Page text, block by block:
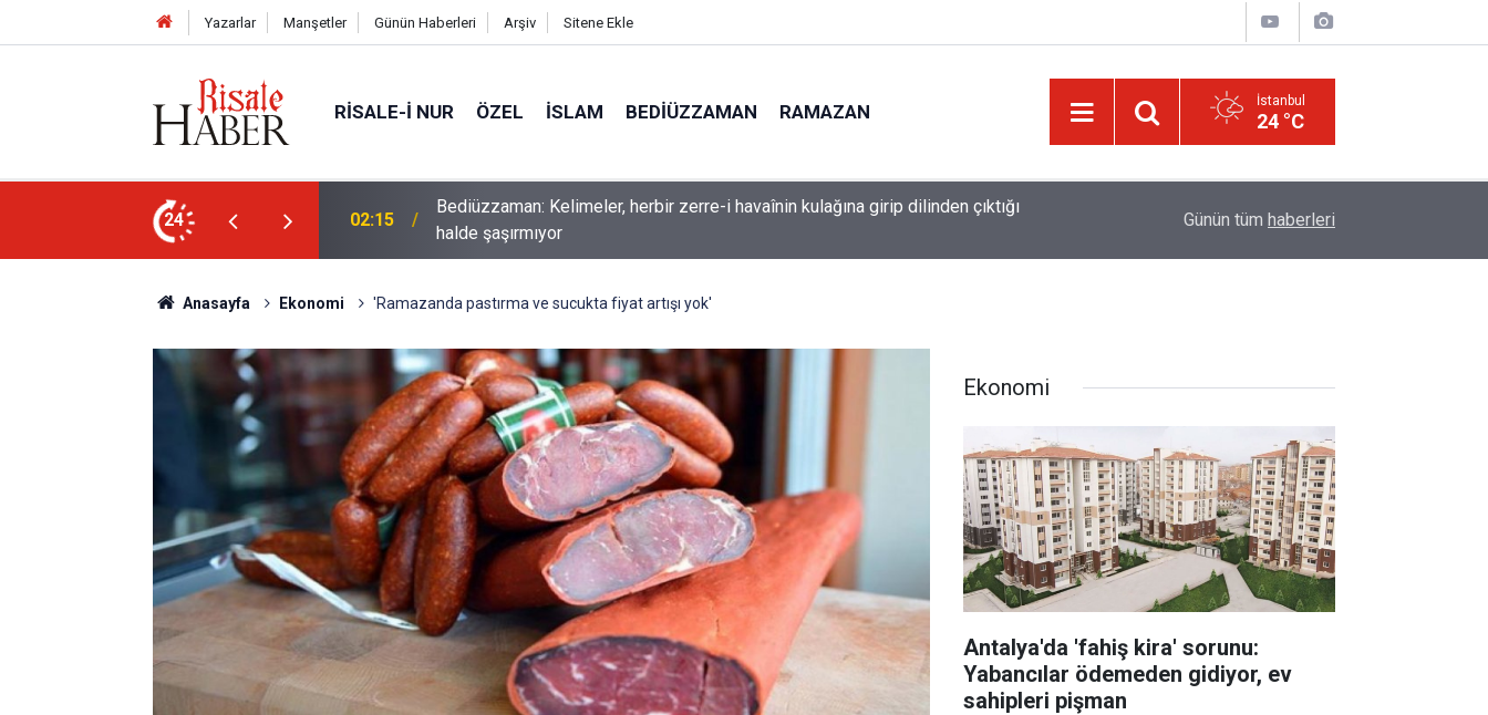
Yazarlar Manşetler Günün Haberleri Arşiv Sitene Ekle
RISALE-I NUR ÖZEL İSLAM BEDIÜZZAMAN RAMAZAN İstanbul
24 °C
24
i havaînin kulağına girip dilinden çıktığı
01:45 Müslümanlardan dilinizi çekin, onlardan biri öldüğünde de Lût kavmine âid o alt-üst olan şehirleri de
Günün tüm haberleri
Anasayfa Ekonomi 'Ramazanda pastırma ve sucukta fiyat artışı yok'
Ekonomi
Antalya'da 'fahiş kira' sorunu:
Yabancılar ödemeden gidiyor, ev
sahipleri pişman